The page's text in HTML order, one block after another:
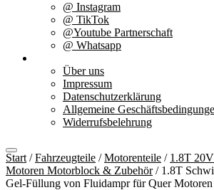
@ Instagram
@ TikTok
@Youtube Partnerschaft
@ Whatsapp
Über uns
Impressum
Datenschutzerklärung
Allgemeine
Widerrufsbelehrung
Start /Fahrzeugteile /Motorenteile / 1.8T
Motoren Motorblock & Zubehör/ 1.8T
Gel-Füllung von Fluidampr für Quer Motoren